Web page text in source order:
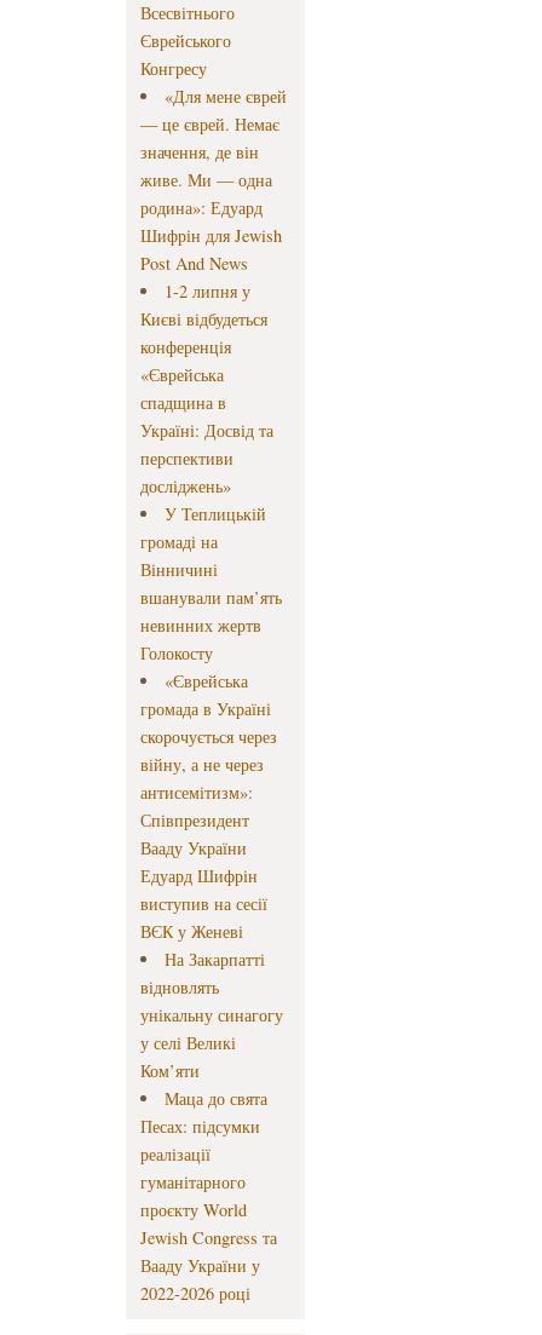
Всесвітнього
Єврейського
Конгресу
«Для мене єврей
— це єврей. Немає
значення, де він
живе. Ми — одна
родина»: Едуард
Шифрін для Jewish
Post And News
1-2 липня у
Києві відбудеться
конференція
«Єврейська
спадщина в
Україні: Досвід та
перспективи
досліджень»
У Теплицькій
громаді на
Вінничині
вшанували пам’ять
невинних жертв
Голокосту
«Єврейська
громада в Україні
скорочується через
війну, а не через
антисемітизм»:
Співпрезидент
Вааду України
Едуард Шифрін
виступив на сесії
ВЄК у Женеві
На Закарпатті
відновлять
унікальну синагогу
у селі Великі
Ком’яти
Маца до свята
Песах: підсумки
реалізації
гуманітарного
проєкту World
Jewish Congress та
Вааду України у
2022-2026 році